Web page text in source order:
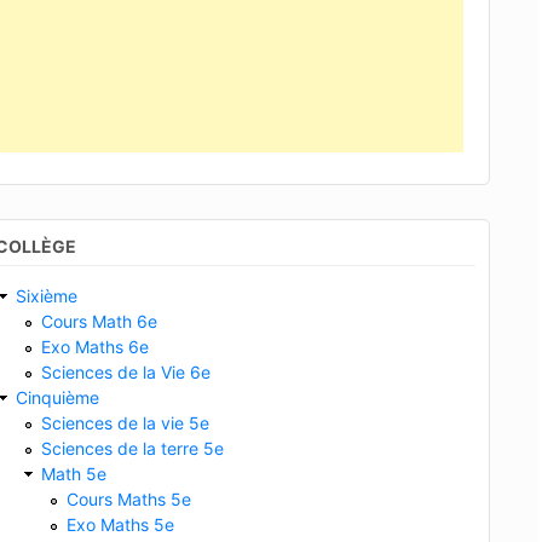
Sixième
Cours Math 6e
Exo Maths 6e
Sciences de la Vie 6e
Cinquième
Sciences de la vie 5e
Sciences de la terre 5e
Math 5e
Cours Maths 5e
Exo Maths 5e